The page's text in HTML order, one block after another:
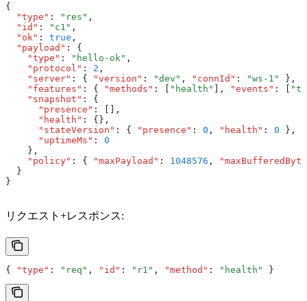
{
  "type"
: "res" ,
  "id"
: "c1" ,
  "ok"
: true ,
  "payload"
:
{
    "type"
: "hello-ok" ,
    "protocol"
: 2 ,
    "server"
: { "version" : "dev" , "connId" : "ws-1" } ,
    "features"
: { "methods" : [ "health" ] , "events" : [
    "snapshot"
:
{
      "presence"
: [] ,
      "health"
: {} ,
      "stateVersion"
: { "presence" : 0 , "health" : 0 } ,
      "uptimeMs"
:
0
    }
,
    "policy"
: { "maxPayload" : 1048576 ,
  }
}
リクエスト+レスポンス:
{ "type" : "req" , "id" : "r1" , "method" : "health" }